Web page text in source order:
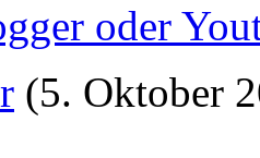
oder
(5. Oktober